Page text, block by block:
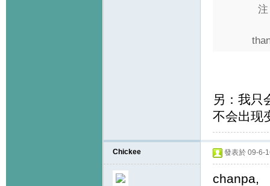
注
另：我只
不会出现
Chickee 發表於 09-6-
chanpa,